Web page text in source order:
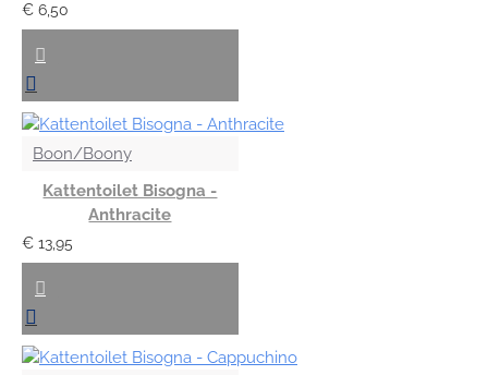
€ 6,50
Boon/Boony
Kattentoilet Bisogna -
Anthracite
€ 13,95